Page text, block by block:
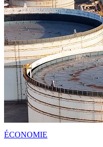
ÉCONOMIE